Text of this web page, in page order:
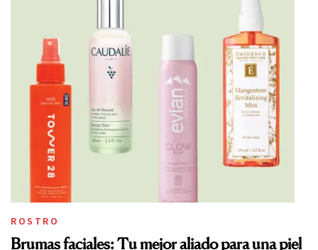
ROSTRO
Brumas faciales: Tu mejor aliado para una piel